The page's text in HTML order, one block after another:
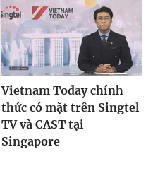
Vietnam Today chính
thức có mặt trên Singtel
TV và CAST tại
Singapore